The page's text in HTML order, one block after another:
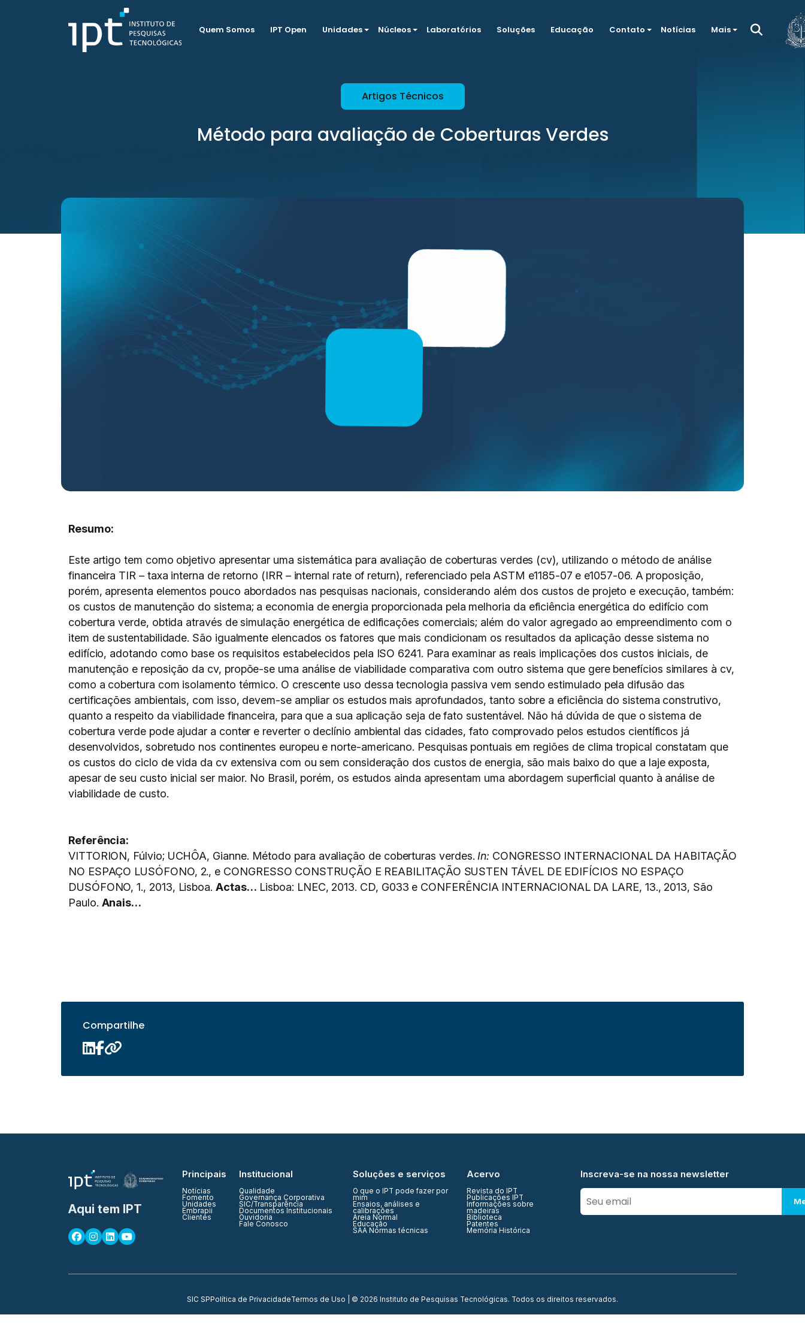
Quem Somos IPT Open Unidades Núcleos Laboratórios Soluções Educação Contato Notícias Mais
Artigos Técnicos
Método para avaliação de Coberturas Verdes
Resumo:
Este artigo tem como objetivo apresentar uma sistemática para avaliação de coberturas verdes (cv), utilizando o método de análise
financeira TIR – taxa interna de retorno (IRR – internal rate of return), referenciado pela ASTM e1185-07 e e1057-06. A proposição,
porém, apresenta elementos pouco abordados nas pesquisas nacionais, considerando além dos custos de projeto e execução, também:
os custos de manutenção do sistema; a economia de energia proporcionada pela melhoria da eficiência energética do edifício com
cobertura verde, obtida através de simulação energética de edificações comerciais; além do valor agregado ao empreendimento com o
item de sustentabilidade. São igualmente elencados os fatores que mais condicionam os resultados da aplicação desse sistema no
edifício, adotando como base os requisitos estabelecidos pela ISO 6241. Para examinar as reais implicações dos custos iniciais, de
manutenção e reposição da cv, propõe-se uma análise de viabilidade comparativa com outro sistema que gere benefícios similares à cv,
como a cobertura com isolamento térmico. O crescente uso dessa tecnologia passiva vem sendo estimulado pela difusão das
certificações ambientais, com isso, devem-se ampliar os estudos mais aprofundados, tanto sobre a eficiência do sistema construtivo,
quanto a respeito da viabilidade financeira, para que a sua aplicação seja de fato sustentável. Não há dúvida de que o sistema de
cobertura verde pode ajudar a conter e reverter o declínio ambiental das cidades, fato comprovado pelos estudos científicos já
desenvolvidos, sobretudo nos continentes europeu e norte-americano. Pesquisas pontuais em regiões de clima tropical constatam que
os custos do ciclo de vida da cv extensiva com ou sem consideração dos custos de energia, são mais baixo do que a laje exposta,
apesar de seu custo inicial ser maior. No Brasil, porém, os estudos ainda apresentam uma abordagem superficial quanto à análise de
viabilidade de custo.
Referência:
VITTORION, Fúlvio; UCHÔA, Gianne. Método para avaliação de coberturas verdes. In: CONGRESSO INTERNACIONAL DA HABITAÇÃO
NO ESPAÇO LUSÓFONO, 2., e CONGRESSO CONSTRUÇÃO E REABILITAÇÃO SUSTEN TÁVEL DE EDIFÍCIOS NO ESPAÇO
DUSÓFONO, 1., 2013, Lisboa. Actas… Lisboa: LNEC, 2013. CD, G033 e CONFERÊNCIA INTERNACIONAL DA LARE, 13., 2013, São
Paulo. Anais…
Compartilhe
Aqui tem IPT
Principais
Notícias
Fomento
Unidades
Embrapii
Clientes
Institucional
Qualidade
Governança Corporativa
SIC/Transparência
Documentos Institucionais
Ouvidoria
Fale Conosco
Soluções e serviços
O que o IPT pode fazer por
mim
Ensaios, análises e
calibrações
Areia Normal
Educação
SAA Normas técnicas
Acervo
Revista do IPT
Publicações IPT
Informações sobre
madeiras
Biblioteca
Patentes
Memória Histórica
Inscreva-se na nossa newsletter
SIC SPPolítica de PrivacidadeTermos de Uso | © 2026 Instituto de Pesquisas Tecnológicas. Todos os direitos reservados.